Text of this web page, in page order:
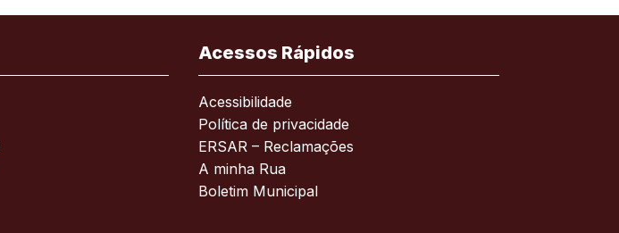
Acessos Rápidos
Acessibilidade
Política de privacidade
ERSAR – Reclamações
A minha Rua
Boletim Municipal